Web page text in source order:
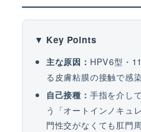
▼ Key Points
主な原因： HPV6型・
る皮膚粘膜の接触で感染
自己接種： 手指を介し
う「オートインノキュ
門性交がなくても肛門